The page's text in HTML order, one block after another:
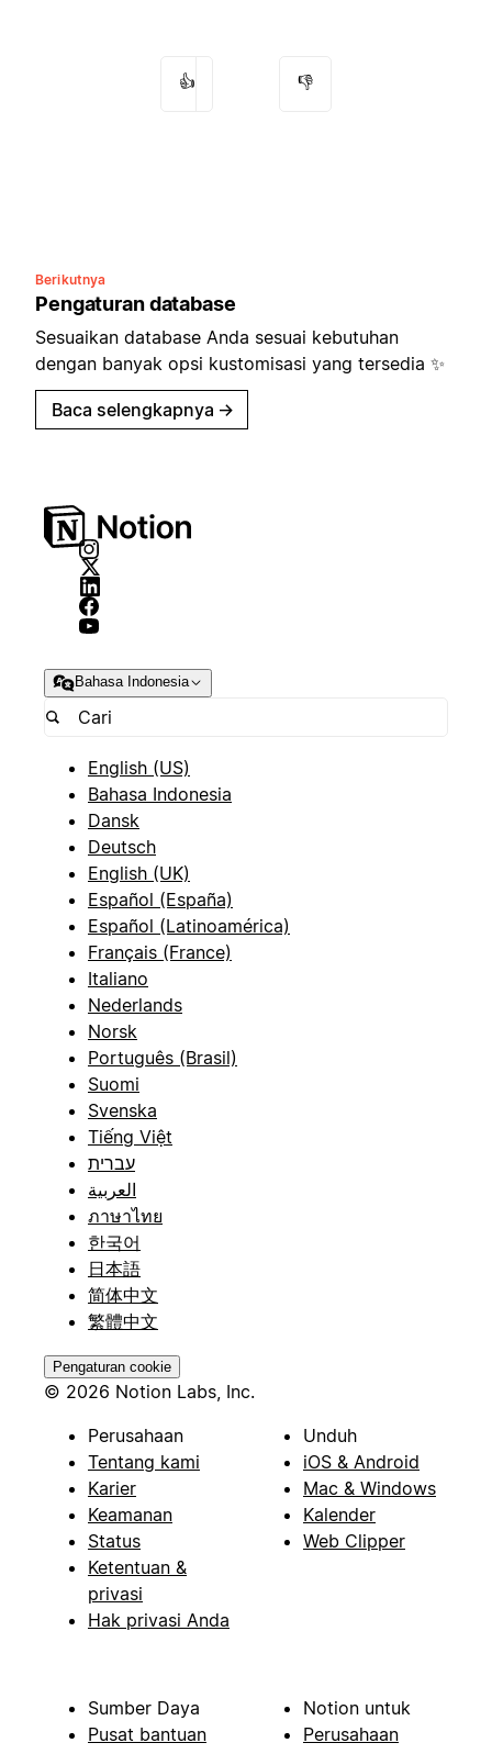
👍 👎
Berikutnya
Pengaturan database
Sesuaikan database Anda sesuai kebutuhan
dengan banyak opsi kustomisasi yang tersedia ✨
Baca selengkapnya →
Bahasa Indonesia
English (US)
Bahasa Indonesia
Dansk
Deutsch
English (UK)
Español (España)
Español (Latinoamérica)
Français (France)
Italiano
Nederlands
Norsk
Português (Brasil)
Suomi
Svenska
Tiếng Việt
עברית
العربية
ภาษาไทย
한국어
日本語
简体中文
繁體中文
Pengaturan cookie
© 2026 Notion Labs, Inc.
Perusahaan
Tentang kami
Karier
Keamanan
Status
Ketentuan &
privasi
Hak privasi Anda
Unduh
iOS & Android
Mac & Windows
Kalender
Web Clipper
Sumber Daya
Pusat bantuan
Notion untuk
Perusahaan